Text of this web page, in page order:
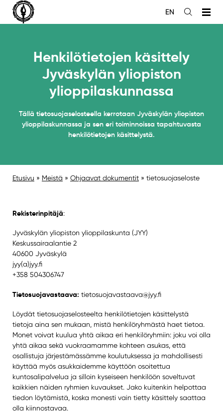
Siirry
sisältöön
Avaa
EN
Etusivu » Meistä » Ohjaavat dokumentit» tietosuojaseloste
Henkilötietojen käsittely
Jyväskylän yliopiston
ylioppilaskunnassa
Tällä tietosuojaselosteella kerrotaan Jyväskylän yliopiston
ylioppilaskunnassa ja sen eri toiminnoissa tapahtuvasta
henkilötietojen käsittelystä.
Rekisterinpitäjä:
Jyväskylän yliopiston ylioppilaskunta (JYY)
Keskussairaalantie 2
40600 Jyväskylä
jyy(a)jyy.fi
+358 504306747
Tietosuojavastaava: tietosuojavastaava@jyy.fi
Löydät tietosuojaselosteelta henkilötietojen käsittelystä
tietoja aina sen mukaan, mistä henkilöryhmästä haet tietoa.
Monet voivat kuulua yhtä aikaa eri henkilöryhmiin: joku voi olla
yhtä aikaa sekä vuokraamamme kohteen asukas, että
osallistuja järjestämässämme koulutuksessa ja mahdollisesti
käyttää myös asukkaidemme käyttöön osoitettua
kuntosalipalvelua ja silloin kyseiseen henkilöön soveltuvat
kaikkien näiden ryhmien kuvaukset. Jako kuitenkin helpottaa
tiedon löytämistä, koska monesti vain tietty käsittely saattaa
olla kiinnostavaa.